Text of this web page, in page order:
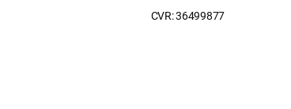
CVR: 36499877